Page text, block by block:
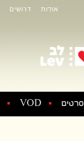
אודות דרושים
סרטים VOD